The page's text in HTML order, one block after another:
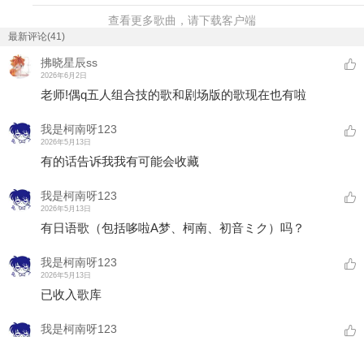
查看更多歌曲，请下载客户端
最新评论(41)
拂晓星辰ss
2026年6月2日
老师!偶q五人组合技的歌和剧场版的歌现在也有啦
我是柯南呀123
2026年5月13日
有的话告诉我我有可能会收藏
我是柯南呀123
2026年5月13日
有日语歌（包括哆啦A梦、柯南、初音ミク）吗？
我是柯南呀123
2026年5月13日
已收入歌库
我是柯南呀123